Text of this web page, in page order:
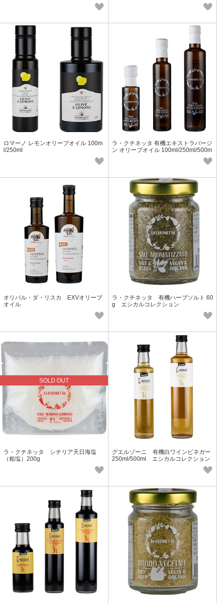
ロマーノ レモンオリーブオイル 100m
l/250ml
ラ・クチネッタ 有機エキストラバージ
ン オリーブオイル 100ml/250ml/500m
オリバル・ダ・リスカ EXVオリーブ
オイル
ラ・クチネッタ 有機ハーブソルト 60
g エシカルコレクション
SOLD OUT
ラ・クチネッタ シチリア天日海塩
（粗塩）200g
グエルゾーニ 有機白ワインビネガー
250ml/500ml エシカルコレクション